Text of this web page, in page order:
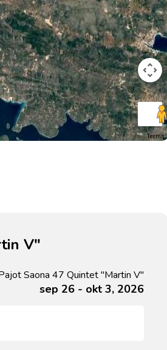
Terms
V"
Saona 47 Quintet "Martin V"
sep 26 - okt 3, 2026